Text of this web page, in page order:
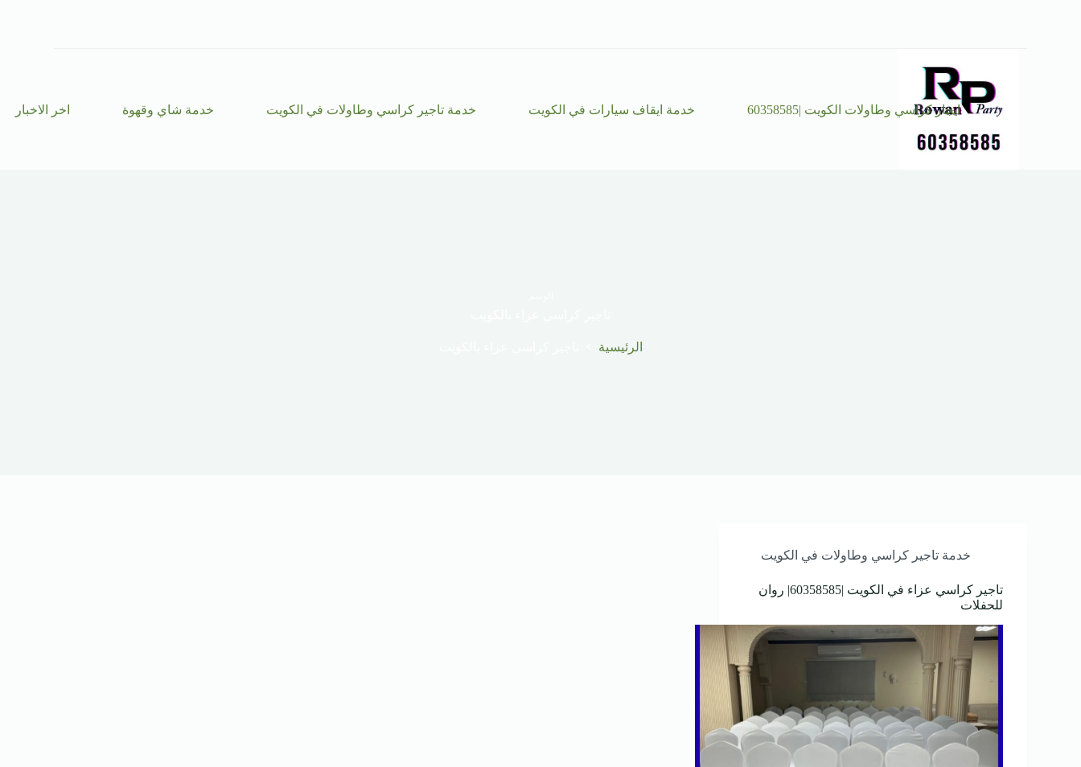
ايجار كراسي وطاولات الكويت |60358585 خدمة ايقاف سيارات في الكويت خدمة تاجير كراسي وطاولات في الكويت خدمة شاي وقهوة اخر الاخبار
الرئيسية
خدمة تاجير كراسي وطاولات في الكويت
تاجير كراسي عزاء في الكويت |60358585| روان
للحفلات